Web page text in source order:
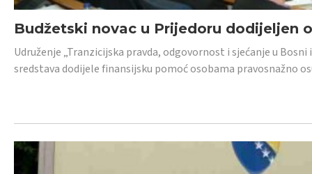
Budžetski novac u Prijedoru dodijeljen
Udruženje „Tranzicijska pravda, odgovornost i sjećanje u
sredstava dodijele finansijsku pomoć osobama pravosnažno